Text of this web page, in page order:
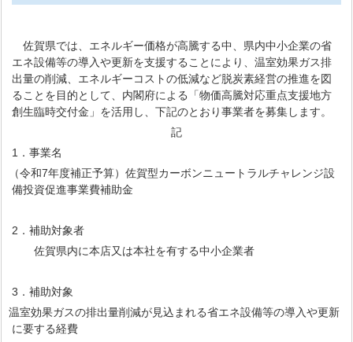
佐賀県では、エネルギー価格が高騰する中、県内中小企業の省
エネ設備等の導入や更新を支援することにより、温室効果ガス排
出量の削減、エネルギーコストの低減など脱炭素経営の推進を図
ることを目的として、内閣府による「物価高騰対応重点支援地方
創生臨時交付金」を活用し、下記のとおり事業者を募集します。
記
1．事業名
和7年度補正予算）佐賀型カーボンニュートラルチャレンジ設
備投資促進事業費補助金
2．補助対象者
佐賀県内に本店又は本社を有する中小企業者
3．補助対象
効果ガスの排出量削減が見込まれる省エネ設備等の導入や更新
に要する経費